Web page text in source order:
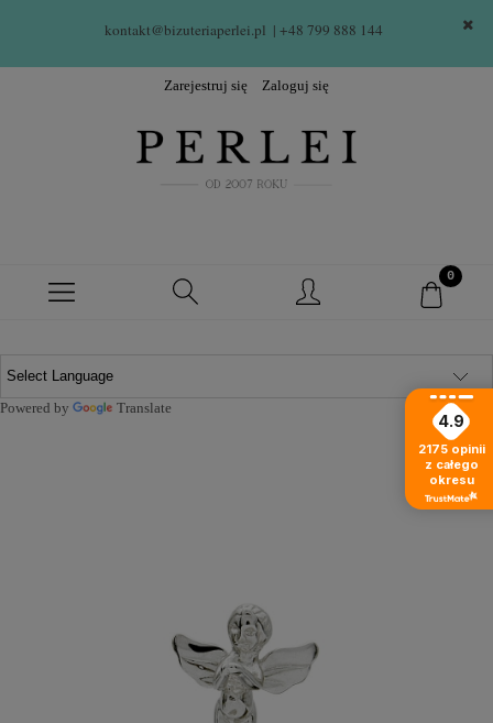
kontakt@bizuteriaperlei.pl | +48 799 888 144
Zarejestruj się Zaloguj się
Powered by Translate
4.9
2175 opinii
z całego
okresu